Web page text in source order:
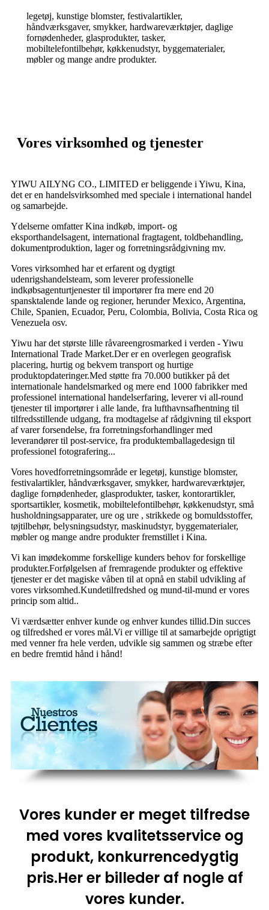
legetøj, kunstige blomster, festivalartikler,
håndværksgaver, smykker, hardwareværktøjer, daglige
fornødenheder, glasprodukter, tasker,
mobiltelefontilbehør, køkkenudstyr, byggematerialer,
møbler og mange andre produkter.
Vores virksomhed og tjenester
YIWU AILYNG CO., LIMITED er beliggende i Yiwu, Kina,
det er en handelsvirksomhed med speciale i international handel
og samarbejde.
Ydelserne omfatter Kina indkøb, import- og
eksporthandelsagent, international fragtagent, toldbehandling,
dokumentproduktion, lager og forretningsrådgivning mv.
Vores virksomhed har et erfarent og dygtigt
udenrigshandelsteam, som leverer professionelle
indkøbsagenturtjenester til importører fra mere end 20
spansktalende lande og regioner, herunder Mexico, Argentina,
Chile, Spanien, Ecuador, Peru, Colombia, Bolivia, Costa Rica og
Venezuela osv.
Yiwu har det største lille råvareengrosmarked i verden - Yiwu
International Trade Market.Der er en overlegen geografisk
placering, hurtig og bekvem transport og hurtige
produktopdateringer.Med støtte fra 70.000 butikker på det
internationale handelsmarked og mere end 1000 fabrikker med
professionel international handelserfaring, leverer vi all-round
tjenester til importører i alle lande, fra lufthavnsafhentning til
tilfredsstillende udgang, fra modtagelse af rådgivning til eksport
af varer forsendelse, fra forretningsforhandlinger med
leverandører til post-service, fra produktemballagedesign til
professionel fotografering...
Vores hovedforretningsområde er legetøj, kunstige blomster,
festivalartikler, håndværksgaver, smykker, hardwareværktøjer,
daglige fornødenheder, glasprodukter, tasker, kontorartikler,
sportsartikler, kosmetik, mobiltelefontilbehør, køkkenudstyr, små
husholdningsapparater, ure og ure , strikkede og bomuldsstoffer,
tøjtilbehør, belysningsudstyr, maskinudstyr, byggematerialer,
møbler og mange andre produkter fremstillet i Kina.
Vi kan imødekomme forskellige kunders behov for forskellige
produkter.Forfølgelsen af ​​fremragende produkter og effektive
tjenester er det magiske våben til at opnå en stabil udvikling af
vores virksomhed.Kundetilfredshed og mund-til-mund er vores
princip som altid..
Vi værdsætter enhver kunde og enhver kundes tillid.Din succes
og tilfredshed er vores mål.Vi er villige til at samarbejde oprigtigt
med venner fra hele verden, udvikle sig sammen og stræbe efter
en bedre fremtid hånd i hånd!
Vores kunder er meget tilfredse
med vores kvalitetsservice og
produkt, konkurrencedygtig
pris.Her er billeder af nogle af
vores kunder.